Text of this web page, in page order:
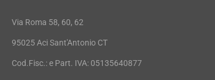
Via Roma 58, 60, 62
95025 Aci Sant'Antonio CT
Cod.Fisc.: e Part. IVA: 05135640877